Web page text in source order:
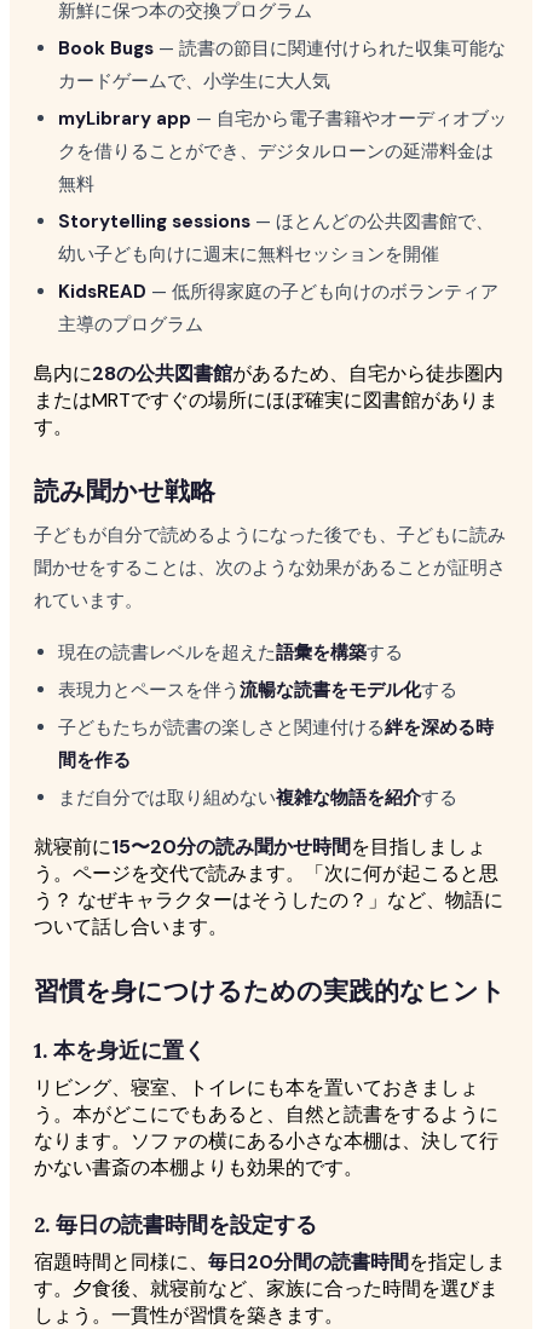
新鮮に保つ本の交換プログラム
Book Bugs — 読書の節目に関連付けられた収集可能な
カードゲームで、小学生に大人気
myLibrary app — 自宅から電子書籍やオーディオブッ
クを借りることができ、デジタルローンの延滞料金は
無料
Storytelling sessions — ほとんどの公共図書館で、
幼い子ども向けに週末に無料セッションを開催
KidsREAD — 低所得家庭の子ども向けのボランティア
主導のプログラム
島内に28の公共図書館があるため、自宅から徒歩圏内
またはMRTですぐの場所にほぼ確実に図書館がありま
す。
読み聞かせ戦略
子どもが自分で読めるようになった後でも、子どもに読み
聞かせをすることは、次のような効果があることが証明さ
れています。
現在の読書レベルを超えた語彙を構築する
表現力とペースを伴う 流暢な読書をモデル化する
子どもたちが読書の楽しさと関連付ける絆を深める時
間を作る
まだ自分では取り組めない複雑な物語を紹介する
就寝前に15〜20分の読み聞かせ時間を目指しましょ
う。ページを交代で読みます。「次に何が起こると思
う？ なぜキャラクターはそうしたの？」など、物語に
ついて話し合います。
習慣を身につけるための実践的なヒント
1. 本を身近に置く
リビング、寝室、トイレにも本を置いておきましょ
う。本がどこにでもあると、自然と読書をするように
なります。ソファの横にある小さな本棚は、決して行
かない書斎の本棚よりも効果的です。
2. 毎日の読書時間を設定する
宿題時間と同様に、 毎日20分間の読書時間を指定しま
す。夕食後、就寝前など、家族に合った時間を選びま
しょう。一貫性が習慣を築きます。